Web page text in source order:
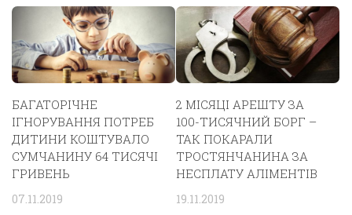
БАГАТОРІЧНЕ
ІГНОРУВАННЯ ПОТРЕБ
ДИТИНИ КОШТУВАЛО
СУМЧАНИНУ 64 ТИСЯЧІ
ГРИВЕНЬ
07.11.2019
2 МІСЯЦІ АРЕШТУ ЗА
100-ТИСЯЧНИЙ БОРГ –
ТАК ПОКАРАЛИ
ТРОСТЯНЧАНИНА ЗА
НЕСПЛАТУ АЛІМЕНТІВ
19.11.2019